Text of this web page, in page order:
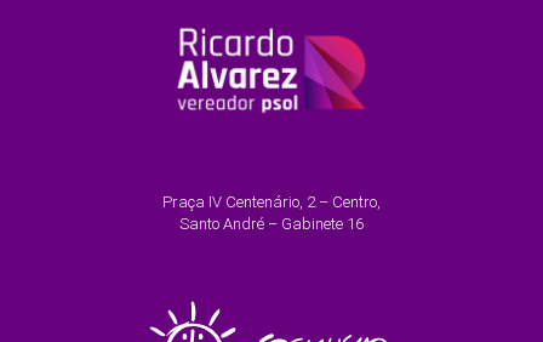
Praça IV Centenário, 2 – Centro,
Santo André – Gabinete 16